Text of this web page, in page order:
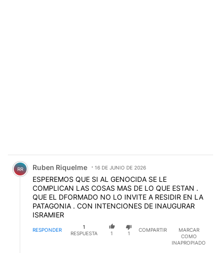
Comentario de Ruben Riquelme.
RR Ruben Riquelme 16 DE JUNIO DE 2026
ESPEREMOS QUE SI AL GENOCIDA SE LE
COMPLICAN LAS COSAS MAS DE LO QUE ESTAN .
QUE EL DFORMADO NO LO INVITE A RESIDIR EN LA
PATAGONIA . CON INTENCIONES DE INAUGURAR
ISRAMIER
RESPONDER
1
RESPUESTA
1 1
COMPARTIR
MARCAR
COMO
INAPROPIADO